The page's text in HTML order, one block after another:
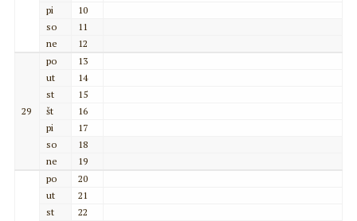
pi
10
so
11
ne
12
29
po
13
ut
14
st
15
št
16
pi
17
so
18
ne
19
po
20
ut
21
st
22